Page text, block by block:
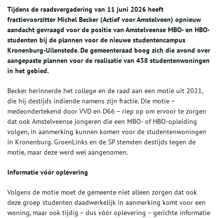
Tijdens de raadsvergadering van 11 juni 2026 heeft
fractievoorzitter Michel Becker (Actief voor Amstelveen) opnieuw
aandacht gevraagd voor de positie van Amstelveense MBO- en HBO-
studenten bij de plannen voor de nieuwe studentencampus
Kronenburg-Uilenstede. De gemeenteraad boog zich die avond over
aangepaste plannen voor de realisatie van 438 studentenwoningen
in het gebied.
Becker herinnerde het college en de raad aan een motie uit 2021,
die hij destijds indiende namens zijn fractie. Die motie –
medeondertekend door VVD en D66 – riep op om ervoor te zorgen
dat ook Amstelveense jongeren die een MBO- of HBO-opleiding
volgen, in aanmerking kunnen komen voor de studentenwoningen
in Kronenburg. GroenLinks en de SP stemden destijds tegen de
motie, maar deze werd wel aangenomen.
Informatie vóór oplevering
Volgens de motie moet de gemeente niet alleen zorgen dat ook
deze groep studenten daadwerkelijk in aanmerking komt voor een
woning, maar ook tijdig – dus vóór oplevering – gerichte informatie